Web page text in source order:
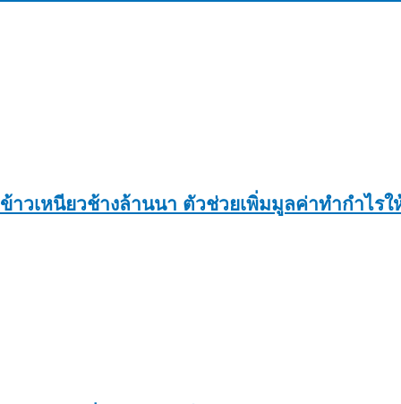
ข้าวเหนียวช้างล้านนา ตัวช่วยเพิ่มมูลค่าทำกำไรใ